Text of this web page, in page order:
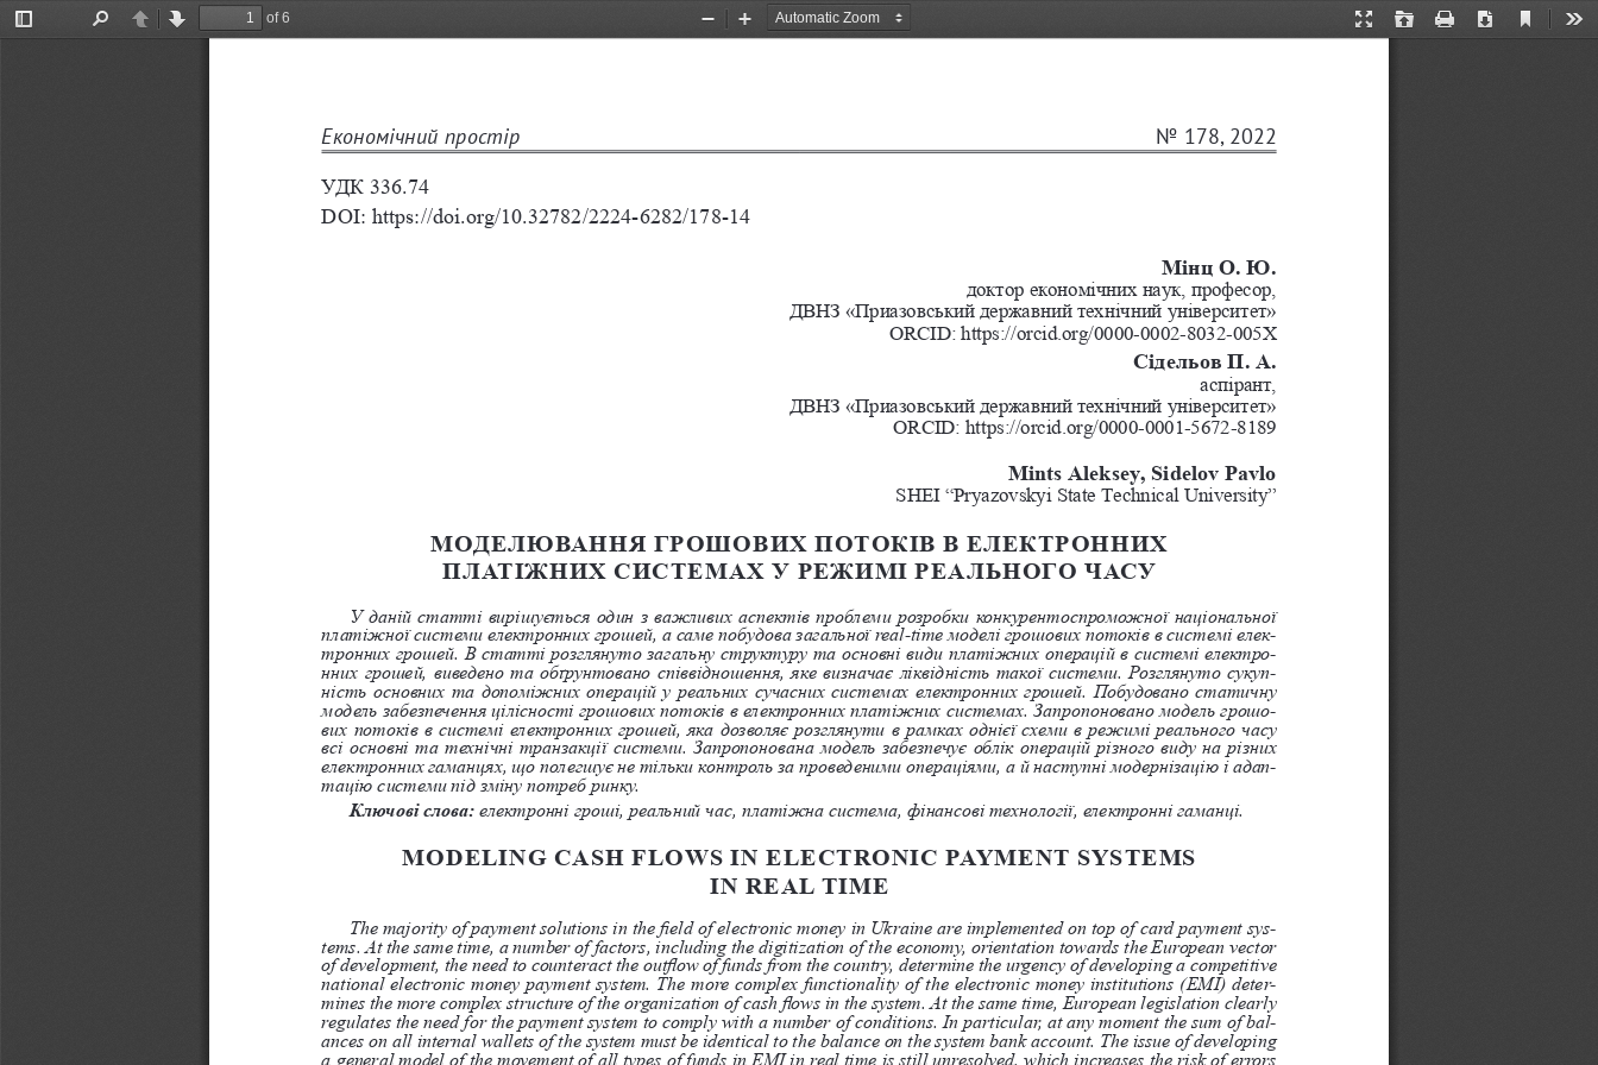
Toggle
PreviousNext
of 6
Presentation
Open Print Download
Current
Zoom
Zoom
Економічний простір No 178, 2022
УДК 336.74
DOI: https://doi.org/10.32782/2224-6282/178-14
Мінц О. Ю.
доктор економічних наук, професор,
ДВНЗ «Приазовський державний технічний університет»
ORCID: https://orcid.org/0000-0002-8032-005X
Сідельов П. А.
аспірант,
ДВНЗ «Приазовський державний технічний університет»
ORCID: https://orcid.org/0000-0001-5672-8189
Mints Aleksey, Sidelov Pavlo
SHEI “Pryazovskyi State Technical University”
МОДЕЛЮВАННЯ ГРОШОВИХ ПОТОКІВ В ЕЛЕКТРОННИХ
ПЛАТІЖНИХ СИСТЕМАХ У РЕЖИМІ РЕАЛЬНОГО ЧАСУ
У даній статті вирішується один з важливих аспектів проблеми розробки конкурентоспроможної національної
платіжної системи електронних грошей, а саме побудова загальної real-time моделі грошових потоків в системі елек-
тронних грошей. В статті розглянуто загальну структуру та основні види платіжних операцій в системі електро-
нних грошей, виведено та обґрунтовано співвідношення, яке визначає ліквідність такої системи. Розглянуто сукуп-
ність основних та допоміжних операцій у реальних сучасних системах електронних грошей. Побудовано статичну
модель забезпечення цілісності грошових потоків в електронних платіжних системах. Запропоновано модель грошо-
вих потоків в системі електронних грошей, яка дозволяє розглянути в рамках однієї схеми в режимі реального часу
всі основні та технічні транзакції системи. Запропонована модель забезпечує облік операцій різного виду на різних
електронних гаманцях, що полегшує не тільки контроль за проведеними операціями, а й наступні модернізацію і адап-
тацію системи під зміну потреб ринку.
Ключові слова: електронні гроші, реальний час, платіжна система, фінансові технології, електронні гаманці.
MODELING CASH FLOWS IN ELECTRONIC PAYMENT SYSTEMS
IN REAL TIME
The majority of payment solutions in the field of electronic money in Ukraine are implemented on top of card payment sys-
tems. At the same time, a number of factors, including the digitization of the economy, orientation towards the European vector
of development, the need to counteract the outflow of funds from the country, determine the urgency of developing a competitive
national electronic money payment system. The more complex functionality of the electronic money institutions (EMI) deter-
mines the more complex structure of the organization of cash flows in the system. At the same time, European legislation clearly
regulates the need for the payment system to comply with a number of conditions. In particular, at any moment the sum of bal-
ances on all internal wallets of the system must be identical to the balance on the system bank account. The issue of developing
a general model of the movement of all types of funds in EMI in real time is still unresolved, which increases the risk of errors